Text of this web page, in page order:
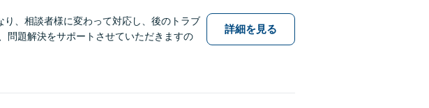
り、相談者様に変わって対応し、後のトラブ
問題解決をサポートさせていただきますの
詳細を見る